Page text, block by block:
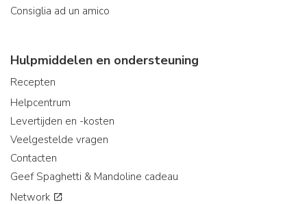
Consiglia ad un amico
Hulpmiddelen en ondersteuning
Recepten
Helpcentrum
Levertijden en -kosten
Veelgestelde vragen
Contacten
Geef Spaghetti & Mandoline cadeau
Network